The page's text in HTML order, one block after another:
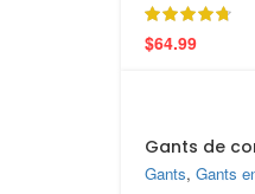
$64.99
Gants de
Gants, Gants